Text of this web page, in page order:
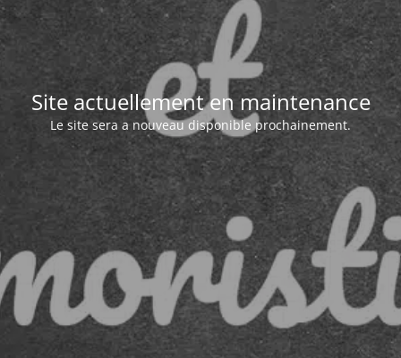
Site actuellement en maintenance
Le site sera a nouveau disponible prochainement.